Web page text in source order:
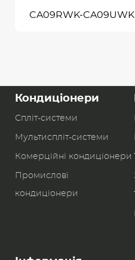
CA09RWK-CA09UWK
Кондиціонери
Спліт-системи
Мультиспліт-системи
Комерційні кондиціонери
Промислові
кондиціонери